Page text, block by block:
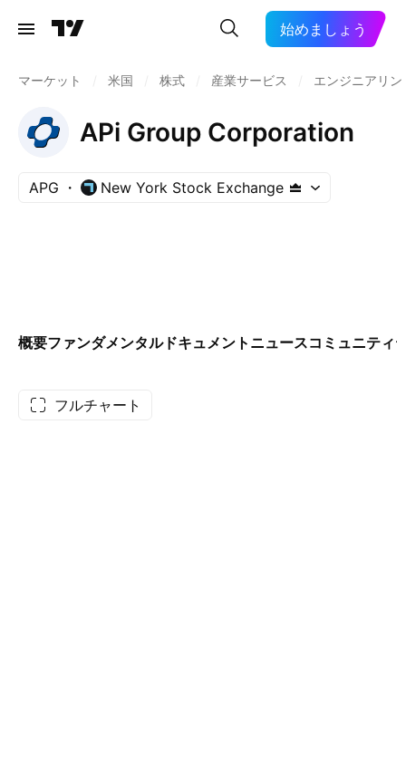
始めましょう
マーケット 米国 株式 産業サービス エンジニアリ
APi Group Corporation
APG New York Stock Exchange
概要ファンダメンタルドキュメント ニュースコミュニティ
フルチャート